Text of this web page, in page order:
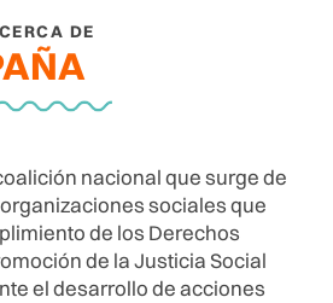
DE
nacional que surge de
sociales que
de los Derechos
de la Justicia Social
el desarrollo de acciones